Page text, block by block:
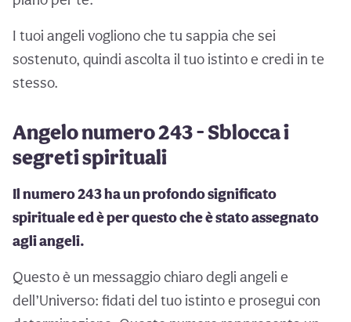
I tuoi angeli vogliono che tu sappia che sei
sostenuto, quindi ascolta il tuo istinto e credi in te
stesso.
Angelo numero 243 - Sblocca i
segreti spirituali
Il numero 243 ha un profondo significato
spirituale ed è per questo che è stato assegnato
agli angeli.
Questo è un messaggio chiaro degli angeli e
dell’Universo: fidati del tuo istinto e prosegui con